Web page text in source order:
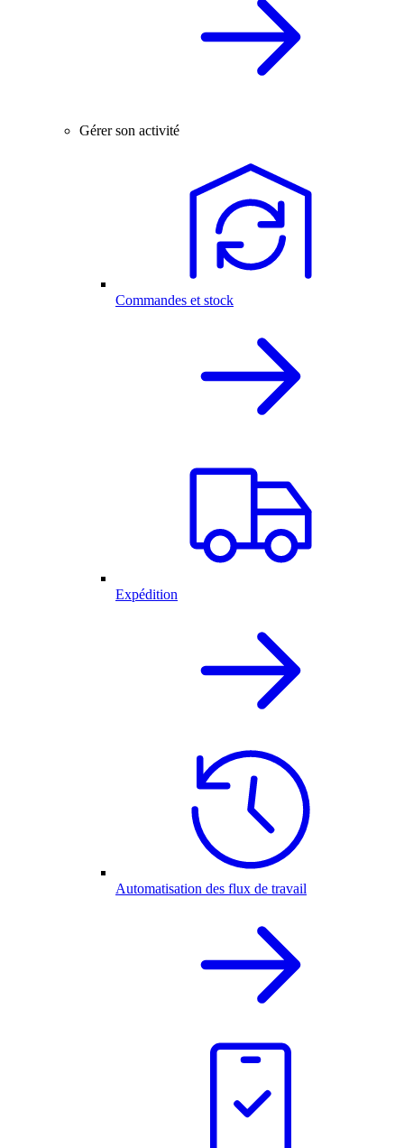
Gérer son activité
Commandes et stock
Expédition
Automatisation des flux de travail